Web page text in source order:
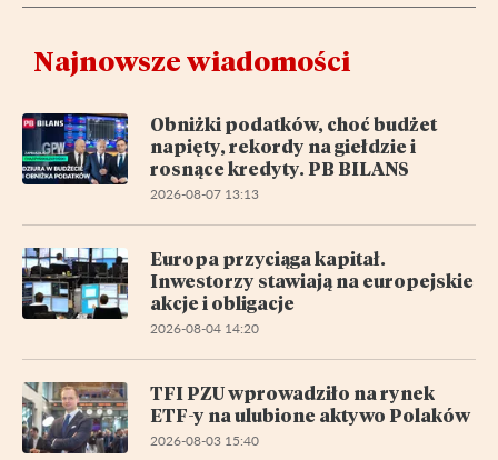
Najnowsze wiadomości
Obniżki podatków, choć budżet
napięty, rekordy na giełdzie i
rosnące kredyty. PB BILANS
2026-08-07 13:13
Europa przyciąga kapitał.
Inwestorzy stawiają na europejskie
akcje i obligacje
2026-08-04 14:20
TFI PZU wprowadziło na rynek
ETF-y na ulubione aktywo Polaków
2026-08-03 15:40